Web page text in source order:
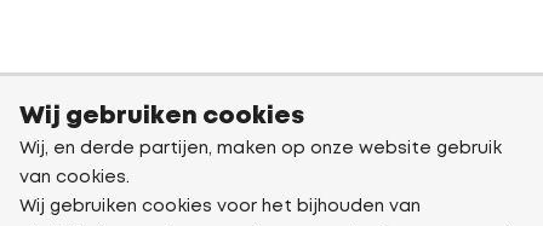
Wij gebruiken cookies
Wij, en derde partijen, maken op onze website gebruik
van cookies.
Wij gebruiken cookies voor het bijhouden van